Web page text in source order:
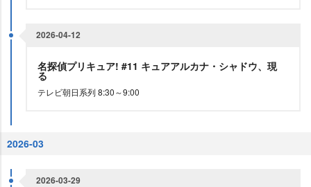
2026-04-12
名探偵プリキュア! #11 キュアアルカナ・シャドウ、現
る
テレビ朝日系列 8:30～9:00
2026-03
2026-03-29